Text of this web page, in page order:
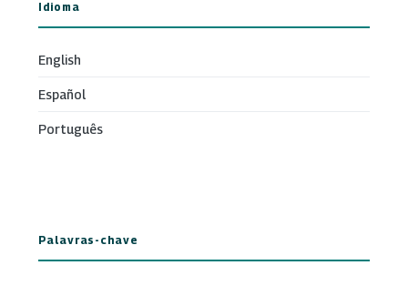
Idioma
English
Español
Português
Palavras-chave